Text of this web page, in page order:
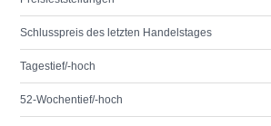
Schlusspreis des letzten Handelstages
Tagestief/-hoch
52-Wochentief/-hoch